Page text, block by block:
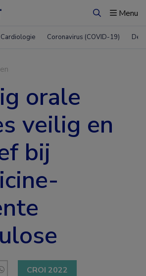
ZoekenMenu
Cardiologie Coronavirus (COVID-19)
orale
veilig en
bij
CROI 2022